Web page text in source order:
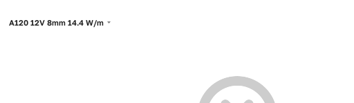
A120 12V 8mm 14.4 W/m